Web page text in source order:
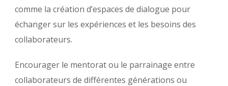
comme la création d’espaces de dialogue pour
échanger sur les expériences et les besoins des
collaborateurs.
Encourager le mentorat ou le parrainage entre
collaborateurs de différentes générations ou